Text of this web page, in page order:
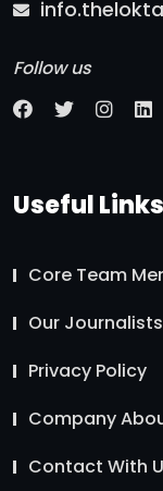
Follow us
Useful Links
Core Team
Our
Privacy Policy
Company
Contact With